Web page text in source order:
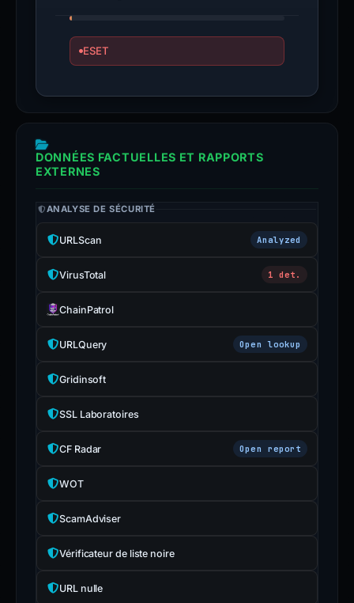
ESET
DONNÉES FACTUELLES ET RAPPORTS
EXTERNES
ANALYSE DE SÉCURITÉ
URLScan Analyzed
VirusTotal 1 det.
ChainPatrol
URLQuery Open lookup
Gridinsoft
SSL Laboratoires
CF Radar Open report
WOT
ScamAdviser
Vérificateur de liste noire
URL nulle